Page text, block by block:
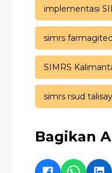
implementasi
simrs
SIMRS
simrs rsud
Bagikan